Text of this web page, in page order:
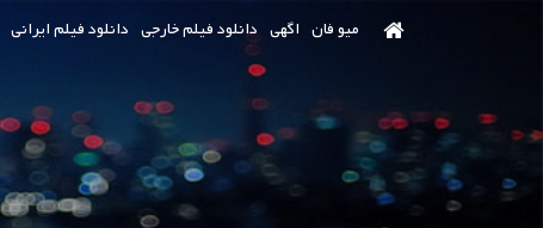
میو فان اگهی دانلود فیلم خارجی دانلود فیلم ایرانی